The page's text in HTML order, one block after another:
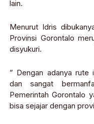
lain.
Menurut Idris
Provinsi Gorontalo
disyukuri.
” Dengan adanya rute
dan sangat
Pemerintah Gorontalo
bisa sejajar dengan